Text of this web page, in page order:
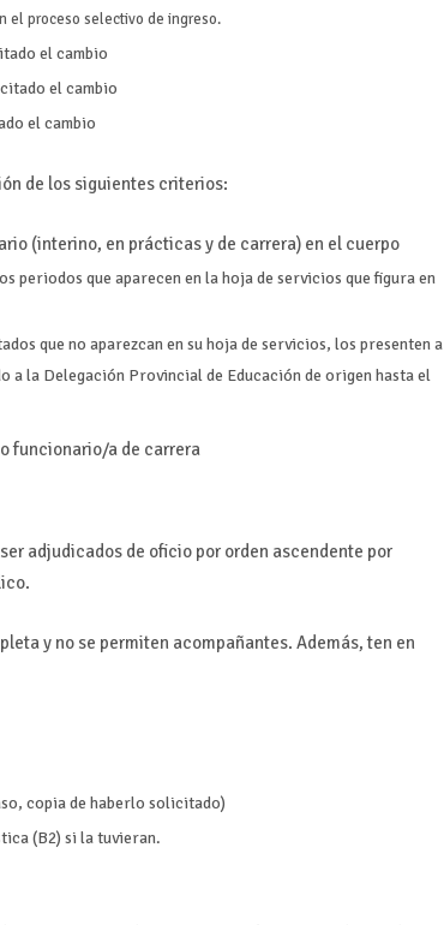
el proceso selectivo de ingreso.
el cambio
el cambio
el cambio
de los siguientes criterios:
(interino, en prácticas y de carrera) en el cuerpo
periodos que aparecen en la hoja de servicios que figura en
que no aparezcan en su hoja de servicios, los presenten a
la Delegación Provincial de Educación de origen hasta el
funcionario/a de carrera
adjudicados de oficio por orden ascendente por
y no se permiten acompañantes. Además, ten en
copia de haberlo solicitado)
(B2) si la tuvieran.